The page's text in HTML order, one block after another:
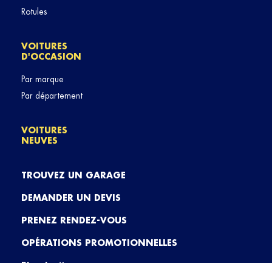
Rotules
VOITURES
D'OCCASION
Par marque
Par département
VOITURES
NEUVES
TROUVEZ UN GARAGE
DEMANDER UN DEVIS
PRENEZ RENDEZ-VOUS
OPÉRATIONS PROMOTIONNELLES